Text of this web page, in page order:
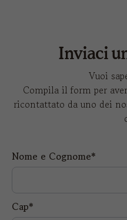
Inviaci
Vuoi
Compila il form per
ricontattato da uno dei
Nome e Cognome*
Cap*